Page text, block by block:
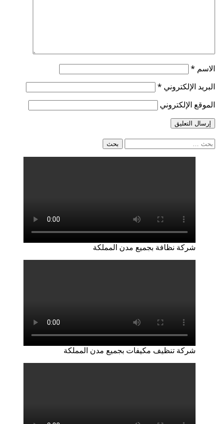
الاسم *
البريد الإلكتروني *
الموقع الإلكتروني
البحث
عن:
شركة نظافة بجميع مدن المملكة
شركة تنظيف مكيفات بجميع مدن المملكة